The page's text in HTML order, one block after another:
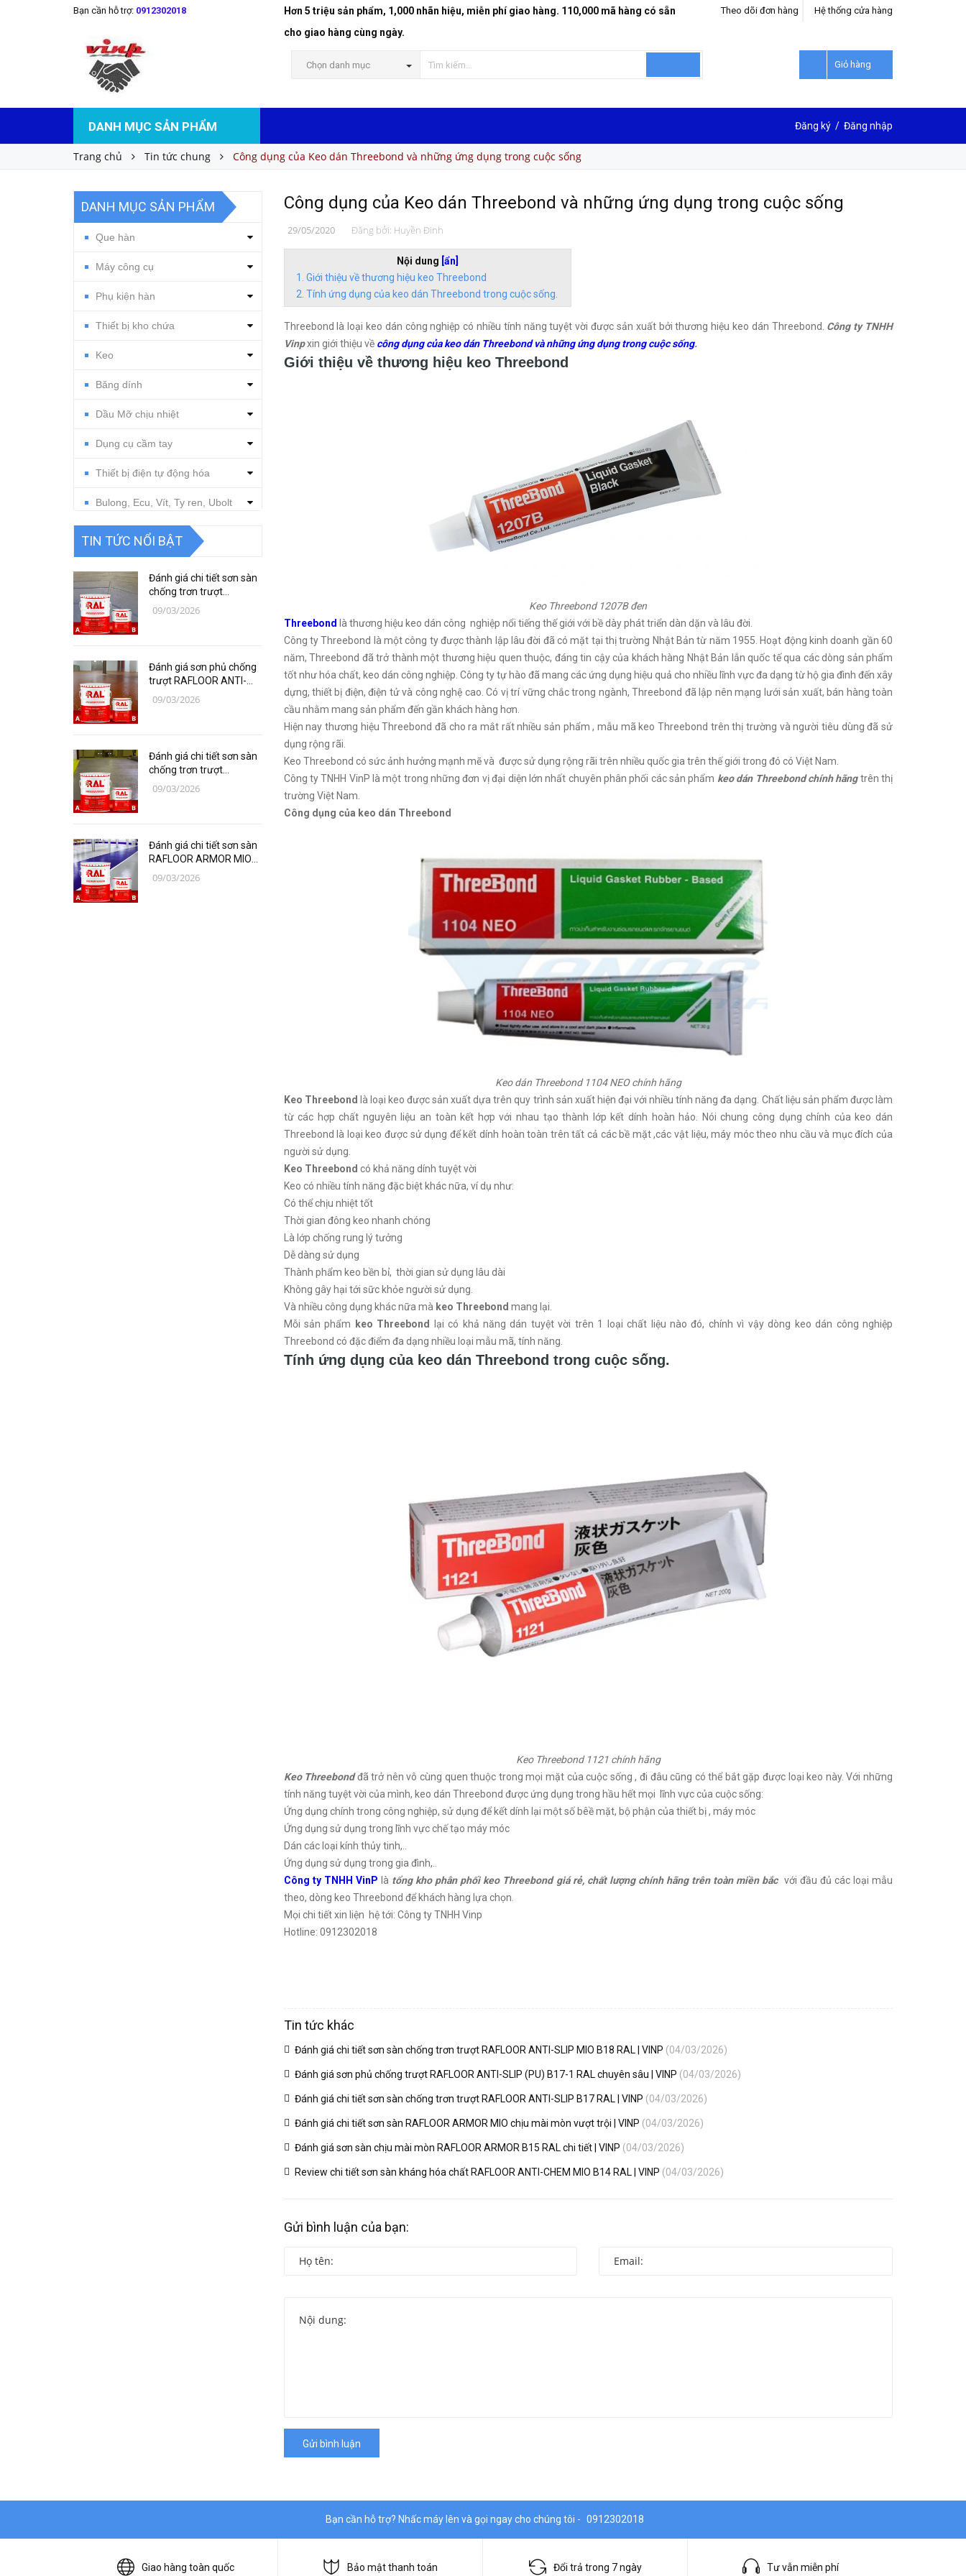
Bạn cần hỗ trợ: 0912302018
Hơn 5 triệu sản phẩm, 1,000 nhãn hiệu, miễn phí giao hàng. 110,000 mã hàng có sẵn
cho giao hàng cùng ngày.
Hệ thống cửa hàng
Theo dõi đơn hàng
Chọn danh mục Giỏ hàng
DANH MỤC SẢN PHẨM Đăng ký / Đăng nhập
Trang chủ Tin tức chung Công dụng của Keo dán Threebond và những ứng dụng trong cuộc sống
Công dụng của Keo dán Threebond và những ứng dụng trong cuộc sống
29/05/2020 Đăng bởi: Huyền Đinh
Nội dung [ẩn]
Giới thiệu về thương hiệu keo Threebond
Tính ứng dụng của keo dán Threebond trong cuộc sống.
Threebond là loại keo dán công nghiệp có nhiều tính năng tuyệt vời được sản xuất bởi thương hiệu keo dán Threebond. Công ty TNHH
Vinpxin giới thiệu về công dụng của keo dán Threebond và những ứng dụng trong cuộc sống.
Giới thiệu về thương hiệu keo Threebond
Keo Threebond 1207B đen
Threebond là thương hiệu keo dán công nghiệp nổi tiếng thế giới với bề dày phát triển dàn dặn và lâu đời.
Công ty Threebond là một công ty được thành lập lâu đời đã có mặt tại thị trường Nhật Bản từ năm 1955. Hoạt động kinh doanh gần 60
năm, Threebond đã trở thành một thương hiệu quen thuộc, đáng tin cậy của khách hàng Nhật Bản lẫn quốc tế qua các dòng sản phẩm
tốt như hóa chất, keo dán công nghiệp. Công ty tự hào đã mang các ứng dụng hiệu quả cho nhiều lĩnh vực đa dạng từ hộ gia đình đến xây
dựng, thiết bị điện, điện tử và công nghệ cao. Có vị trí vững chắc trong ngành, Threebond đã lập nên mạng lưới sản xuất, bán hàng toàn
cầu nhằm mang sản phẩm đến gần khách hàng hơn.
Hiện nay thương hiệu Threebond đã cho ra mắt rất nhiều sản phẩm , mẫu mã keo Threebond trên thị trường và người tiêu dùng đã sử
dụng rộng rãi.
Keo Threebond có sức ảnh hưởng mạnh mẽ và được sử dụng rộng rãi trên nhiều quốc gia trên thế giới trong đó có Việt Nam.
Công ty TNHH VinP là một trong những đơn vị đại diện lớn nhất chuyên phân phối các sản phẩm keo dán Threebond chính hãngtrên thị
trường Việt Nam.
Công dụng của keo dán Threebond
Keo dán Threebond 1104 NEO chính hãng
Keo Threebond
là loại keo được sản xuất dựa trên quy trình sản xuất hiện đại với nhiều tính năng đa dạng. Chất liệu sản phẩm được làm
từ các hợp chất nguyên liệu an toàn kết hợp với nhau tạo thành lớp kết dính hoàn hảo. Nói chung công dụng chính của keo dán
Threebond là loại keo được sử dụng để kết dính hoàn toàn trên tất cả các bề mặt ,các vật liệu, máy móc theo nhu cầu và mục đích của
người sử dụng.
Keo Threebond có khả năng dính tuyệt vời
Keo có nhiều tính năng đặc biệt khác nữa, ví dụ như:
Có thể chịu nhiệt tốt
Thời gian đông keo nhanh chóng
Là lớp chống rung lý tưởng
Dễ dàng sử dụng
Thành phẩm keo bền bỉ, thời gian sử dụng lâu dài
Không gây hại tới sữc khỏe người sử dụng.
Và nhiều công dụng khác nữa mà keo Threebond mang lại.
Mỗi sản phẩm
keo Threebond
lại có khả năng dán tuyệt vời trên 1 loại chất liệu nào đó, chính vì vậy dòng keo dán công nghiệp
Threebond có đặc điểm đa dạng nhiều loại mẫu mã, tính năng.
Tính ứng dụng của keo dán Threebond trong cuộc sống.
Keo Threebond 1121 chính hãng
Keo Threebondđã trở nên vô cùng quen thuộc trong mọi mặt của cuộc sống , đi đâu cũng có thể bắt gặp được loại keo này. Với những
tính năng tuyệt vời của mình, keo dán Threebond được ứng dụng trong hầu hết mọi lĩnh vực của cuộc sống:
Ứng dụng chính trong công nghiệp, sử dụng để kết dính lại một số bêề mặt, bộ phận của thiết bị , máy móc
Ứng dụng sử dụng trong lĩnh vực chế tạo máy móc
Dán các loại kính thủy tinh,..
Ứng dụng sử dụng trong gia đình,..
Công ty TNHH VinP là tổng kho phân phối keo Threebond giá rẻ, chất lượng chính hãng trên toàn miền bắc với đầu đủ các loại mẫu
theo, dòng keo Threebond để khách hàng lựa chọn.
Mọi chi tiết xin liện hệ tới: Công ty TNHH Vinp
Hotline: 0912302018
Tin tức khác
Đánh giá chi tiết sơn sàn chống trơn trượt RAFLOOR ANTI-SLIP MIO B18 RAL | VINP (04/03/2026)
Đánh giá sơn phủ chống trượt RAFLOOR ANTI-SLIP (PU) B17-1 RAL chuyên sâu | VINP (04/03/2026)
Đánh giá chi tiết sơn sàn chống trơn trượt RAFLOOR ANTI-SLIP B17 RAL | VINP (04/03/2026)
Đánh giá chi tiết sơn sàn RAFLOOR ARMOR MIO chịu mài mòn vượt trội | VINP (04/03/2026)
Đánh giá sơn sàn chịu mài mòn RAFLOOR ARMOR B15 RAL chi tiết | VINP (04/03/2026)
Review chi tiết sơn sàn kháng hóa chất RAFLOOR ANTI-CHEM MIO B14 RAL | VINP (04/03/2026)
Gửi bình luận của bạn:
Gửi bình luận
DANH MỤC SẢN PHẨM
Que hàn
Máy công cụ
Phụ kiện hàn
Thiết bị kho chứa
Keo
Băng dính
Dầu Mỡ chịu nhiệt
Dụng cụ cầm tay
Thiết bị điện tự động hóa
Bulong, Ecu, Vít, Ty ren, Ubolt
Dụng cụ cắt gọt
Thiết bị, vật tư điện nước
Thiết bị, vật tư điện lạnh
Thiết bị bảo hộ lao động
Thiết bị đo Mitutoyo
Dụng Cụ Ngành Hàng Không
Thiết Bị Niika
Linh, Phụ Kiện Công Nghiệp
Nặng
Hóa chất
TIN TỨC NỔI BẬT
Đánh giá chi tiết sơn sàn
chống trơn trượt
RAFLOOR ANTI-SLIP MIO
09/03/2026
Đánh giá sơn phủ chống
trượt RAFLOOR ANTI-
SLIP (PU) B17-1 RAL
09/03/2026
Đánh giá chi tiết sơn sàn
chống trơn trượt
RAFLOOR ANTI-SLIP B17
09/03/2026
Đánh giá chi tiết sơn sàn
RAFLOOR ARMOR MIO
chịu mài mòn vượt trội |
09/03/2026
Bạn cần hỗ trợ? Nhấc máy lên và gọi ngay cho chúng tôi - 0912302018
Giao hàng toàn quốc Bảo mật thanh toán Đổi trả trong 7 ngày Tư vẫn miễn phí